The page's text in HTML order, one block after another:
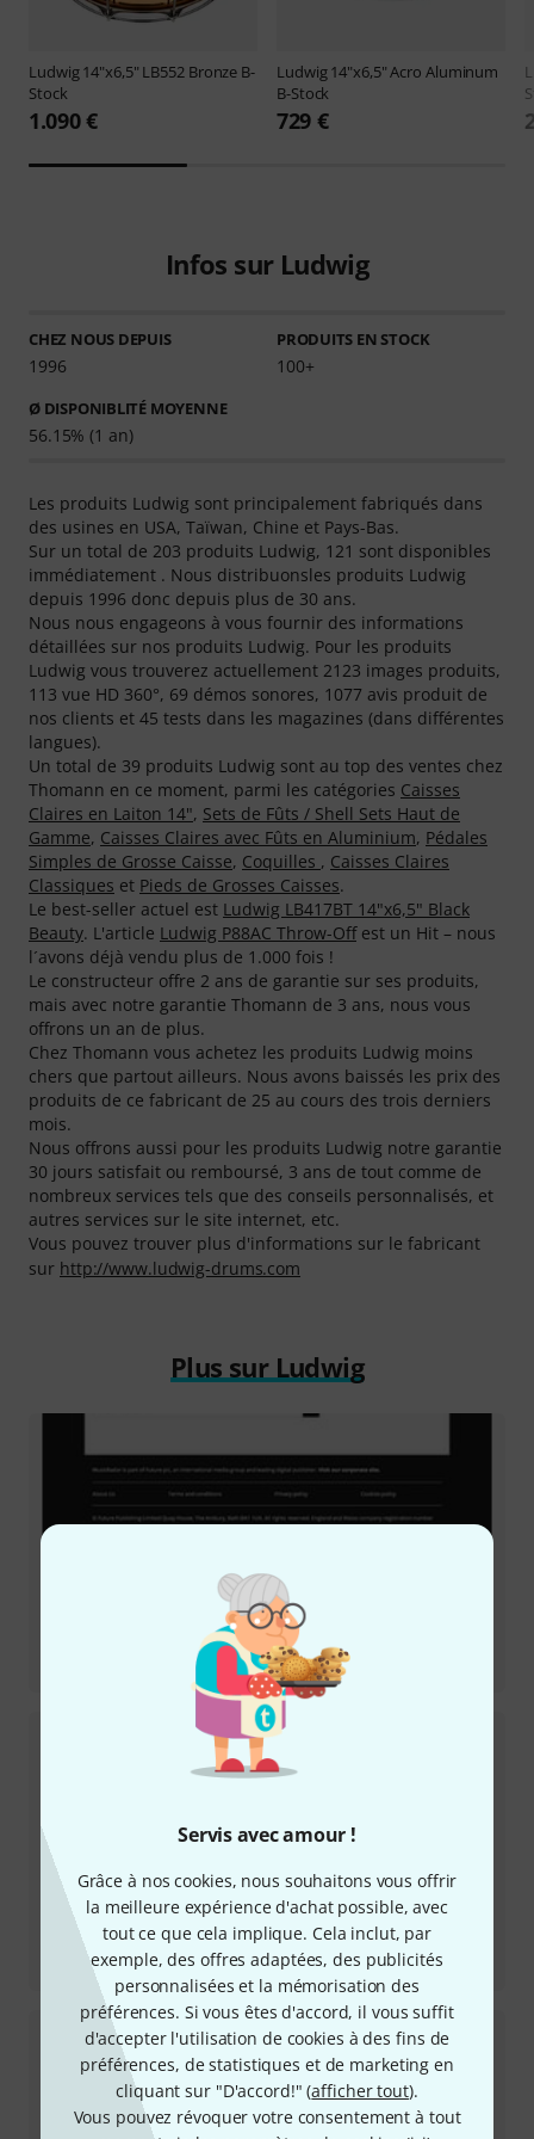
Servis avec amour !
Grâce à nos cookies, nous souhaitons vous offrir
la meilleure expérience d'achat possible, avec
tout ce que cela implique. Cela inclut, par
exemple, des offres adaptées, des publicités
personnalisées et la mémorisation des
préférences. Si vous êtes d'accord, il vous suffit
d'accepter l'utilisation de cookies à des fins de
préférences, de statistiques et de marketing en
cliquant sur "D'accord!" (afficher tout).
Vous pouvez révoquer votre consentement à tout
Ludwig14"x6,5" LB552 Bronze B-
Stock
1.090 €
Ludwig14"x6,5" Acro Aluminum
B-Stock
729 €
Infos sur Ludwig
CHEZ NOUS DEPUIS
1996
PRODUITS EN STOCK
100+
Ø DISPONIBLITÉ MOYENNE
56.15% (1 an)
Les produits Ludwig sont principalement fabriqués dans
des usines en USA, Taïwan, Chine et Pays-Bas.
Sur un total de 203 produits Ludwig, 121 sont disponibles
immédiatement . Nous distribuonsles produits Ludwig
depuis 1996 donc depuis plus de 30 ans.
Nous nous engageons à vous fournir des informations
détaillées sur nos produits Ludwig. Pour les produits
Ludwig vous trouverez actuellement 2123 images produits,
113 vue HD 360°, 69 démos sonores, 1077 avis produit de
nos clients et 45 tests dans les magazines (dans différentes
langues).
Un total de 39 produits Ludwig sont au top des ventes chez
Thomann en ce moment, parmi les catégories Caisses
Claires en Laiton 14", Sets de Fûts / Shell Sets Haut de
Gamme, Caisses Claires avec Fûts en Aluminium, Pédales
Simples de Grosse Caisse, Coquilles , Caisses Claires
Classiques et Pieds de Grosses Caisses.
Le best-seller actuel est Ludwig LB417BT 14"x6,5" Black
Beauty. L'article Ludwig P88AC Throw-Offest un Hit – nous
l´avons déjà vendu plus de 1.000 fois !
Le constructeur offre 2 ans de garantie sur ses produits,
mais avec notre garantie Thomann de 3 ans, nous vous
offrons un an de plus.
Chez Thomann vous achetez les produits Ludwig moins
chers que partout ailleurs. Nous avons baissés les prix des
produits de ce fabricant de 25 au cours des trois derniers
mois.
Nous offrons aussi pour les produits Ludwig notre garantie
30 jours satisfait ou remboursé, 3 ans de tout comme de
nombreux services tels que des conseils personnalisés, et
autres services sur le site internet, etc.
Vous pouvez trouver plus d'informations sur le fabricant
sur http://www.ludwig-drums.com
Plus sur Ludwig
LAP16HH Atlas Pro Hi-Hat
Review
LAC49TH Atlas Classic Round